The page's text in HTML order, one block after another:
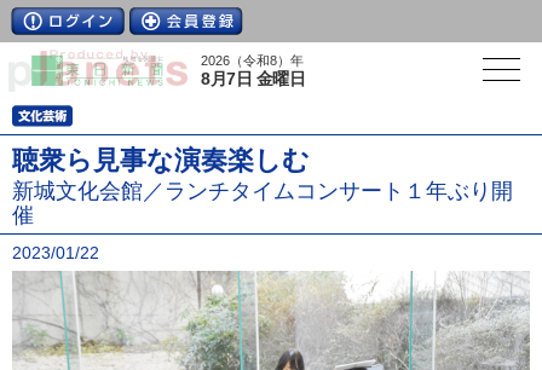
2026（令和8）年
8月7日 金曜日
聴衆ら見事な演奏楽しむ
新城文化会館／ランチタイムコンサート１年ぶり開
催
2023/01/22